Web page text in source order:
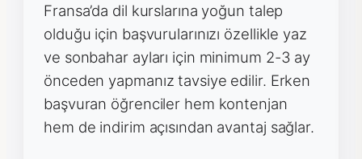
Fransa’da dil kurslarına yoğun talep
olduğu için başvurularınızı özellikle yaz
ve sonbahar ayları için minimum 2-3 ay
önceden yapmanız tavsiye edilir. Erken
başvuran öğrenciler hem kontenjan
hem de indirim açısından avantaj sağlar.